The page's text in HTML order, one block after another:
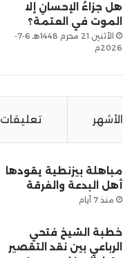
هل جزاءُ الإحسانِ إلا
الموت في العتمة؟
الأثنين 21 محرم 1448هـ 6-7-
2026م
الأشهر تعليقات
مباهلة بيزنطية يقودها
أهل البدعة والفرقة
منذ 7 أيام
خطبة الشيخ فتحي
الرباعي بين نقد التقصير